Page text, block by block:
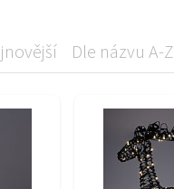
Dle názvu A-Z